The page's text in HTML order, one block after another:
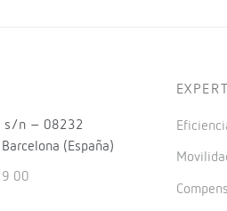
s/n – 08232
(España)
00